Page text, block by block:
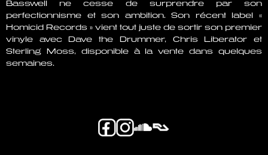
Basswell ne cesse de surprendre par son
perfectionnisme et son ambition. Son récent label «
Homicid Records » vient tout juste de sortir son premier
vinyle avec Dave the Drummer, Chris Liberator et
Sterling Moss, disponible à la vente dans quelques
semaines.